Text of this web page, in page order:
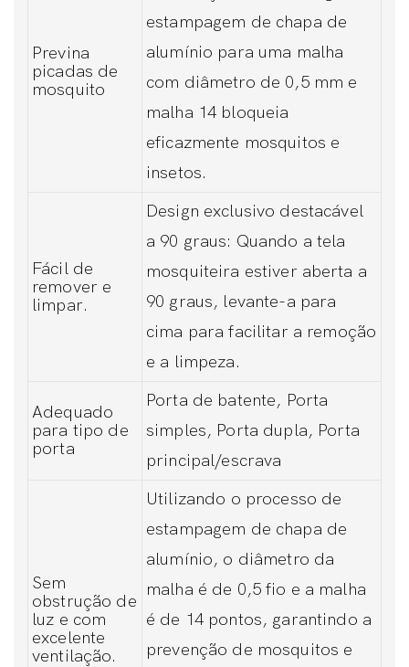
Previna
picadas de
mosquito
estampagem de chapa de
alumínio para uma malha
com diâmetro de 0,5 mm e
malha 14 bloqueia
eficazmente mosquitos e
insetos.
Fácil de
remover e
limpar.
Design exclusivo destacável
a 90 graus: Quando a tela
mosquiteira estiver aberta a
90 graus, levante-a para
cima para facilitar a remoção
e a limpeza.
Adequado
para tipo de
porta
Porta de batente, Porta
simples, Porta dupla, Porta
principal/escrava
Sem
obstrução de
luz e com
excelente
ventilação.
Utilizando o processo de
estampagem de chapa de
alumínio, o diâmetro da
malha é de 0,5 fio e a malha
é de 14 pontos, garantindo a
prevenção de mosquitos e